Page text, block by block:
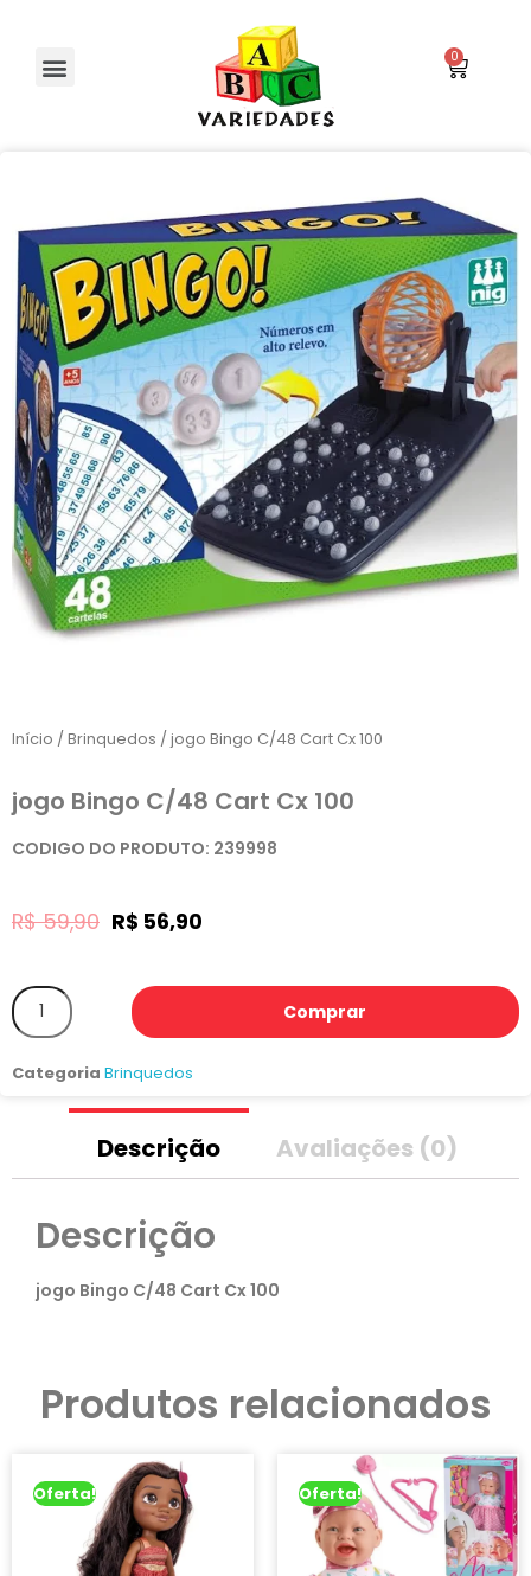
Início / Brinquedos / jogo Bingo C/48 Cart Cx 100
jogo Bingo C/48 Cart Cx 100
CODIGO DO PRODUTO: 239998
R$59,90 R$ 56,90
Comprar
Categoria Brinquedos
Descrição Avaliações (0)
Descrição
jogo Bingo C/48 Cart Cx 100
Produtos relacionados
Oferta! Oferta!